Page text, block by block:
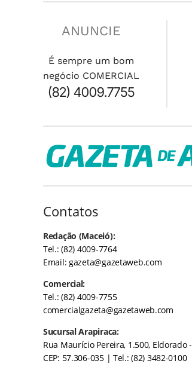
ANUNCIE
É sempre um bom
negócio COMERCIAL
(82) 4009.7755
Contatos
Redação (Maceió):
Tel.: (82) 4009-7764
Email:gazeta@gazetaweb.com
Comercial:
Tel.: (82) 4009-7755
comercialgazeta@gazetaweb.com
Sucursal Arapiraca:
Rua Maurício Pereira, 1.500, Eldorado -
CEP: 57.306-035 | Tel.: (82) 3482-0100